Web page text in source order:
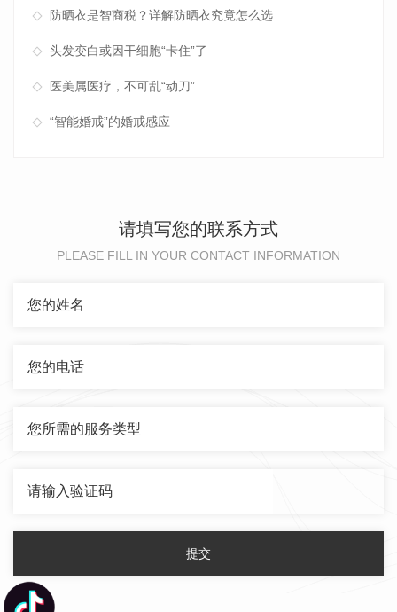
防晒衣是智商税？详解防晒衣究竟怎么选
头发变白或因干细胞“卡住”了
医美属医疗，不可乱“动刀”
“智能婚戒”的婚戒感应
请填写您的联系方式
PLEASE FILL IN YOUR CONTACT INFORMATION
提交